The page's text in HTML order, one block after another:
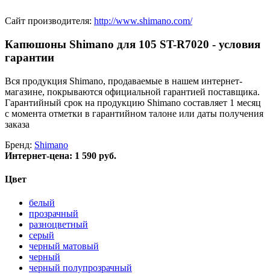
Сайт производителя: http://www.shimano.com/
Капюшоны Shimano для 105 ST-R7020 - условия
гарантии
Вся продукция Shimano, продаваемые в нашем интернет-
магазине, покрываются официальной гарантией поставщика.
Гарантийный срок на продукцию Shimano составляет 1 месяц
с момента отметки в гарантийном талоне или даты получения
заказа
Бренд: Shimano
Интернет-цена: 1 590 руб.
Цвет
белый
прозрачный
разноцветный
серый
черный матовый
черный
черный полупрозрачный